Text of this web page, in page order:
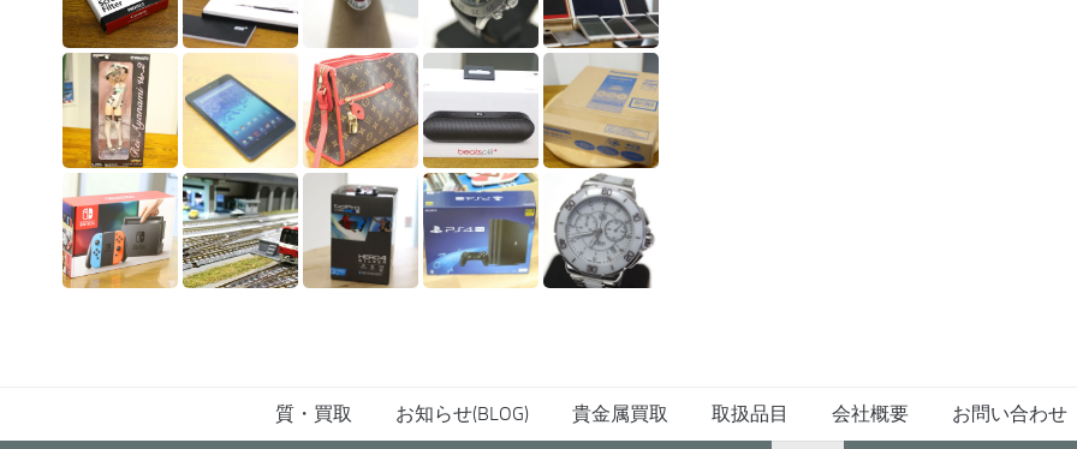
質・買取 お知らせ(BLOG) 貴金属買取 取扱品目 会社概要 お問い合わせ